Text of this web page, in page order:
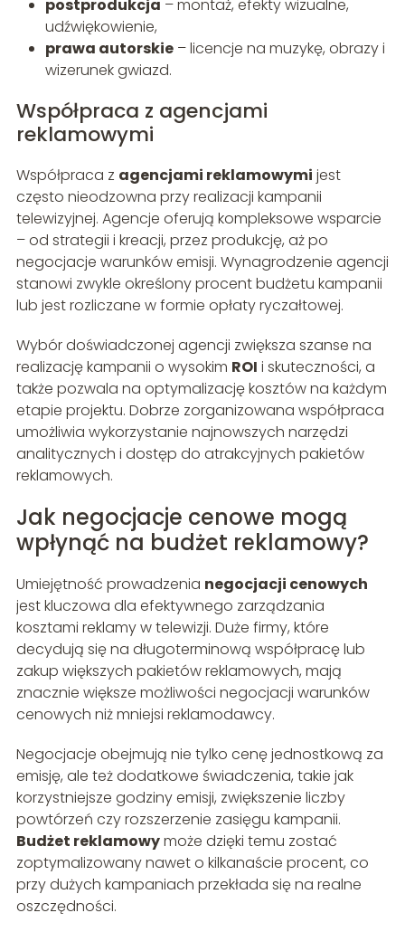
postprodukcja – montaż, efekty wizualne,
udźwiękowienie,
prawa autorskie– licencje na muzykę, obrazy i
wizerunek gwiazd.
Współpraca z agencjami
reklamowymi
Współpraca z agencjami reklamowymi jest
często nieodzowna przy realizacji kampanii
telewizyjnej. Agencje oferują kompleksowe wsparcie
– od strategii i kreacji, przez produkcję, aż po
negocjacje warunków emisji. Wynagrodzenie agencji
stanowi zwykle określony procent budżetu kampanii
lub jest rozliczane w formie opłaty ryczałtowej.
Wybór doświadczonej agencji zwiększa szanse na
realizację kampanii o wysokim ROI i skuteczności, a
także pozwala na optymalizację kosztów na każdym
etapie projektu. Dobrze zorganizowana współpraca
umożliwia wykorzystanie najnowszych narzędzi
analitycznych i dostęp do atrakcyjnych pakietów
reklamowych.
Jak negocjacje cenowe mogą
wpłynąć na budżet reklamowy?
Umiejętność prowadzenia negocjacji cenowych
jest kluczowa dla efektywnego zarządzania
kosztami reklamy w telewizji. Duże firmy, które
decydują się na długoterminową współpracę lub
zakup większych pakietów reklamowych, mają
znacznie większe możliwości negocjacji warunków
cenowych niż mniejsi reklamodawcy.
Negocjacje obejmują nie tylko cenę jednostkową za
emisję, ale też dodatkowe świadczenia, takie jak
korzystniejsze godziny emisji, zwiększenie liczby
powtórzeń czy rozszerzenie zasięgu kampanii.
Budżet reklamowymoże dzięki temu zostać
zoptymalizowany nawet o kilkanaście procent, co
przy dużych kampaniach przekłada się na realne
oszczędności.